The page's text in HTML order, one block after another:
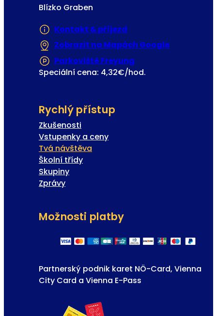
Blízko Graben
Kontakt & příjezd
Zobrazit na Mapách Google
Parkoviště Freyung
Speciální cena: 4,32€/hod.
Rychlý přístup
Zkušenosti
Vstupenky a ceny
Tvá návštěva
Školní třídy
Skupiny
Zprávy
Možnosti platby
Partnerský podnik karet NÖ-Card, Vienna
City Card a Vienna E-Pass